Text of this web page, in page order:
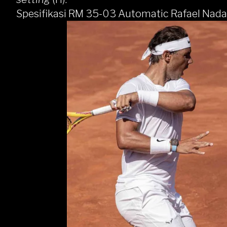
Spesifikasi RM 35-03 Automatic Rafael